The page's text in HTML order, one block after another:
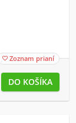
 Zoznam prianí